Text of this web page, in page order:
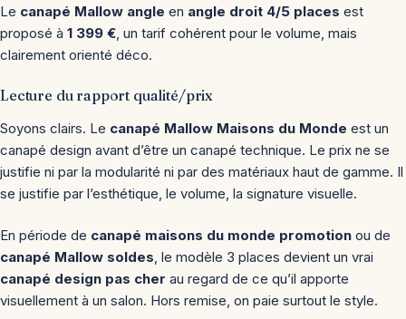
Le canapé Mallow angle en angle droit 4/5 places est
proposé à 1 399 € , un tarif cohérent pour le volume, mais
clairement orienté déco.
Lecture du rapport qualité/prix
Soyons clairs. Le canapé Mallow Maisons du Monde est un
canapé design avant d’être un canapé technique. Le prix ne se
justifie ni par la modularité ni par des matériaux haut de gamme. Il
se justifie par l’esthétique, le volume, la signature visuelle.
En période de canapé maisons du monde promotion ou de
canapé Mallow soldes, le modèle 3 places devient un vrai
canapé design pas cher au regard de ce qu’il apporte
visuellement à un salon. Hors remise, on paie surtout le style.